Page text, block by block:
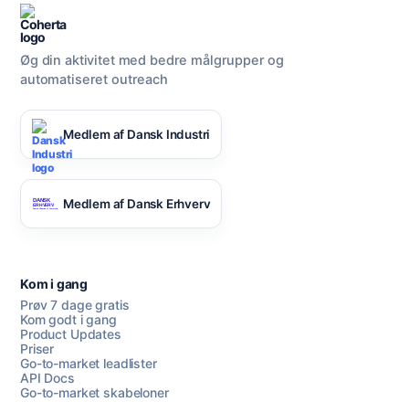
Øg din aktivitet med bedre målgrupper og
automatiseret outreach
Medlem af Dansk Industri
Medlem af Dansk Erhverv
Kom i gang
Prøv 7 dage gratis
Kom godt i gang
Product Updates
Priser
Go-to-market leadlister
API Docs
Go-to-market skabeloner